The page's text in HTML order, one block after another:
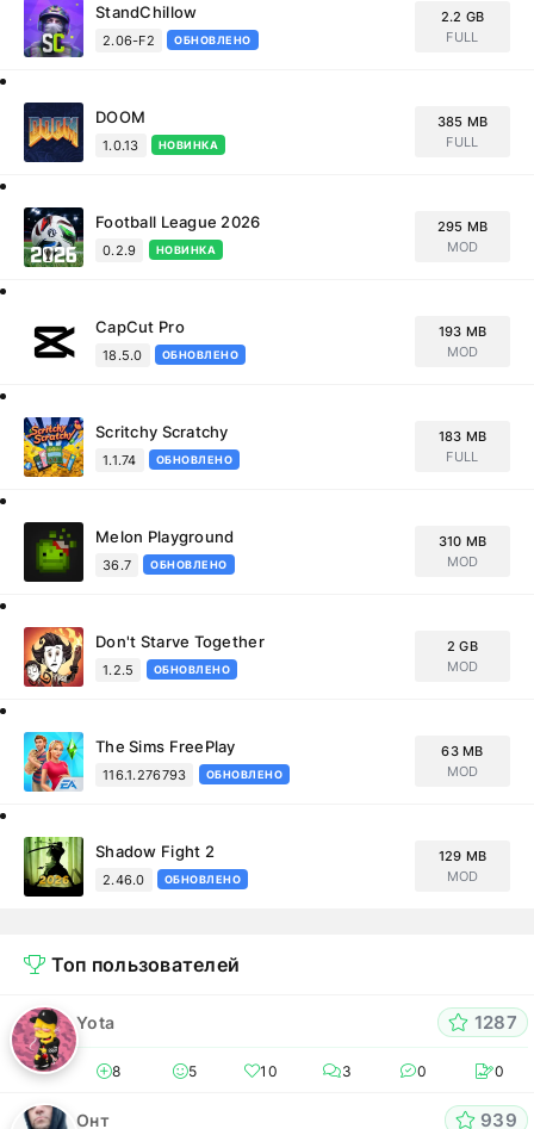
StandChillow
2.06-F2 ОБНОВЛЕНО
2.2 GB
FULL
DOOM
1.0.13 НОВИНКА
385 MB
FULL
Football League 2026
0.2.9 НОВИНКА
295 MB
MOD
CapCut Pro
18.5.0 ОБНОВЛЕНО
193 MB
MOD
Scritchy Scratchy
1.1.74 ОБНОВЛЕНО
183 MB
FULL
Melon Playground
36.7 ОБНОВЛЕНО
310 MB
MOD
Don't Starve Together
1.2.5 ОБНОВЛЕНО
2 GB
MOD
The Sims FreePlay
116.1.276793 ОБНОВЛЕНО
63 MB
MOD
Shadow Fight 2
2.46.0 ОБНОВЛЕНО
129 MB
MOD
Топ пользователей
Yota 1287
8 5 10 3 0 0
Онт 939